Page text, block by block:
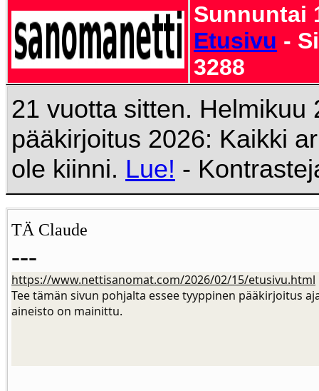
Sunnuntai
Etusivu -
3288
21 vuotta sitten. Helmikuu
pääkirjoitus 2026: Kaikki
ole kiinni. Lue! -
TÄ Claude
---
https://www.nettisanomat.com/2026/02/15/etusivu.html
Tee tämän sivun pohjalta essee tyyppinen pääkirjoitus
aineisto on mainittu.